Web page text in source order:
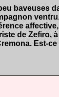
baveuses
de
Est-